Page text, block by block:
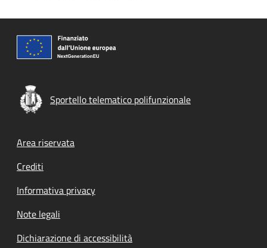
Sportello telematico polifunzionale
Footer menu
Area riservata
Crediti
Informativa privacy
Note legali
Dichiarazione di accessibilità